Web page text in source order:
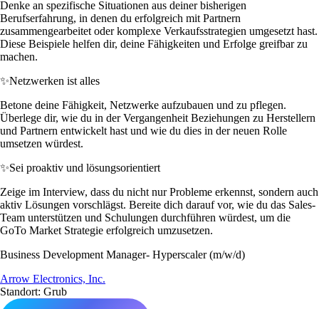
Denke an spezifische Situationen aus deiner bisherigen
Berufserfahrung, in denen du erfolgreich mit Partnern
zusammengearbeitet oder komplexe Verkaufsstrategien umgesetzt hast.
Diese Beispiele helfen dir, deine Fähigkeiten und Erfolge greifbar zu
machen.
✨Netzwerken ist alles
Betone deine Fähigkeit, Netzwerke aufzubauen und zu pflegen.
Überlege dir, wie du in der Vergangenheit Beziehungen zu Herstellern
und Partnern entwickelt hast und wie du dies in der neuen Rolle
umsetzen würdest.
✨Sei proaktiv und lösungsorientiert
Zeige im Interview, dass du nicht nur Probleme erkennst, sondern auch
aktiv Lösungen vorschlägst. Bereite dich darauf vor, wie du das Sales-
Team unterstützen und Schulungen durchführen würdest, um die
GoTo Market Strategie erfolgreich umzusetzen.
Business Development Manager- Hyperscaler (m/w/d)
Arrow Electronics, Inc.
Standort: Grub